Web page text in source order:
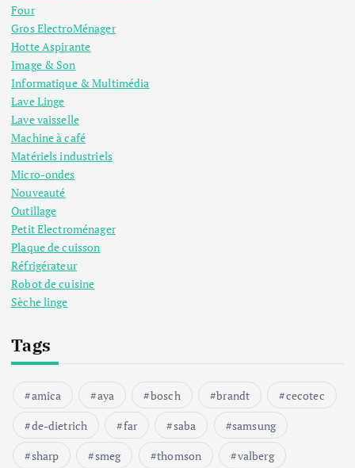
Four
Gros ElectroMénager
Hotte Aspirante
Image & Son
Informatique & Multimédia
Lave Linge
Lave vaisselle
Machine à café
Matériels industriels
Micro-ondes
Nouveauté
Outillage
Petit Electroménager
Plaque de cuisson
Réfrigérateur
Robot de cuisine
Sèche linge
Tags
amica aya bosch brandt
cecotec
de-dietrich
far saba
samsung
sharp
smeg thomson
valberg